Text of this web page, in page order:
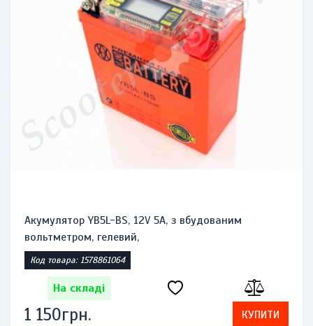
Акумулятор YB5L-BS, 12V 5A, з вбудованим
вольтметром, гелевий,
Код товара: 1578861064
На складі
1 150грн. КУПИТИ